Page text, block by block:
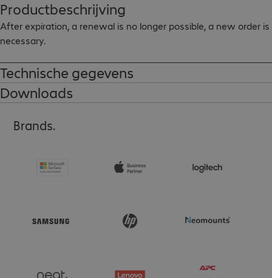
Productbeschrijving
After expiration, a renewal is no longer possible, a new order is
necessary.
Technische gegevens
Downloads
Brands.